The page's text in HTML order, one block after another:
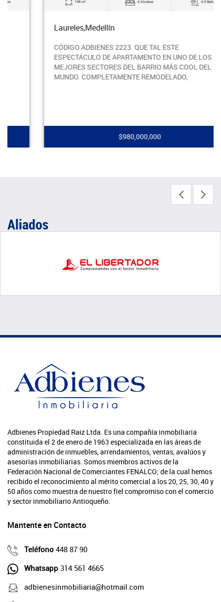
Laureles,Medellín
CÓDIGO ADBIENES 2223. QUE TAL ESTE
ESPECTÁCULO DE APARTAMENTO EN UNO DE LOS
MEJORES SECTORES DEL BARRIO MÁS COOL DEL
MUNDO. COMPLETAMENTE REMODELADO,
$980,000,000
Aliados
Adbienes Propiedad Raiz Ltda. Es una compañía inmobiliaria
constituida el 2 de enero de 1963 especializada en las áreas de
administración de inmuebles, arrendamientos, ventas, avalúos y
asesorias inmobiliarias. Somos miembros activos de la
Federación Nacional de Comerciantes FENALCO; de la cual hemos
recibido el reconocimiento al mérito comercial a los 20, 25, 30, 40 y
50 años como muestra de nuestro fiel compromiso con el comercio
y sector inmobiliario Antioqueño.
Mantente en Contacto
Teléfono 448 87 90
Whatsapp 314 561 4665
adbienesinmobiliaria@hotmail.com